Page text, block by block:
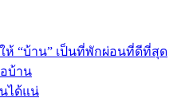
ห้ “บ้าน” เป็นที่พักผ่อนที่ดีที่สุด
บ้าน
ได้แน่